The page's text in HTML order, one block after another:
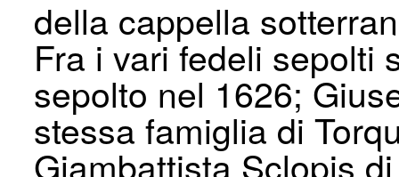
della cappella
Fra i vari fedeli sepolti
sepolto nel 1626;
stessa famiglia di
Giambattista Sclopis